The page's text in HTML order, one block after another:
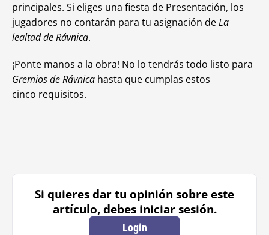
principales. Si eliges una fiesta de Presentación, los
jugadores no contarán para tu asignación deLa
lealtad de Rávnica.
¡Ponte manos a la obra! No lo tendrás todo listo para
Gremios de Rávnica hasta que cumplas estos
cinco requisitos.
Si quieres dar tu opinión sobre este
artículo, debes iniciar sesión.
Login